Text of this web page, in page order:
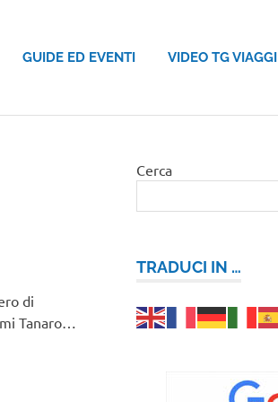
GUIDE ED EVENTI VIDEO TG VIAGGI
di
Tanaro…
Cerca
TRADUCI IN …